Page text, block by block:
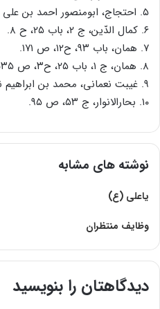
۵. احتجاج، ابومنصور احمد بن علی طبرسی، ج۲، ص ۳۱۷.
۶. کمال الدّین، ج ۲، باب ۲۵، ح ۸.
۷. همان، باب ۹۳، ح۱۲، ص ۱۷۱.
۸. همان، ج ۱، باب ۲۵، ح۳، ص ۵۳۵.
۹. غیبت نعمانی، محمد بن ابراهیم نعمانی، باب ۱۱، ح ۱۶، ص ۲۰۷.
۱۰. بحارالانوار، ج ۵۳، ص ۹۵.
نوشته های مشابه
یاعلى (ع)
وظایف منتظران
دیدگاهتان را بنویسید